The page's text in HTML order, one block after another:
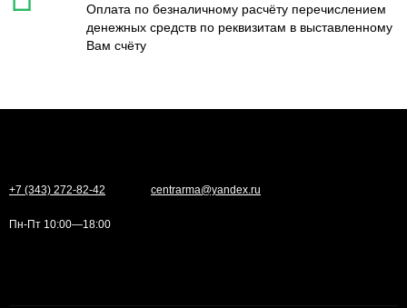
Оплата по безналичному расчёту перечислением
денежных средств по реквизитам в выставленному
Вам счёту
+7 (343) 272-82-42 centrarma@yandex.ru
Пн-Пт 10:00—18:00